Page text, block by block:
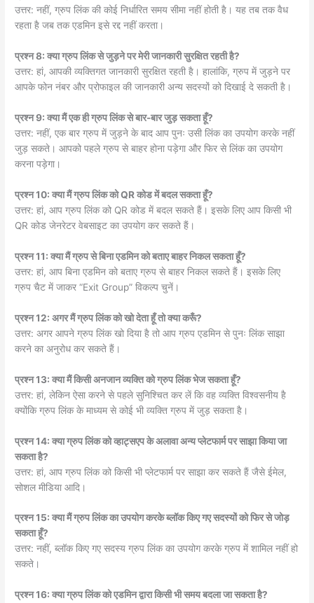
उत्तर: नहीं, ग्रुप लिंक की कोई निर्धारित समय सीमा नहीं होती है। यह तब तक वैध
रहता है जब तक एडमिन इसे रद्द नहीं करता।
प्रश्न 8: क्या ग्रुप लिंक से जुड़ने पर मेरी जानकारी सुरक्षित रहती है?
उत्तर: हां, आपकी व्यक्तिगत जानकारी सुरक्षित रहती है। हालांकि, ग्रुप में जुड़ने पर
आपके फोन नंबर और प्रोफाइल की जानकारी अन्य सदस्यों को दिखाई दे सकती है।
प्रश्न 9: क्या मैं एक ही ग्रुप लिंक से बार-बार जुड़ सकता हूँ?
उत्तर: नहीं, एक बार ग्रुप में जुड़ने के बाद आप पुनः उसी लिंक का उपयोग करके नहीं
जुड़ सकते। आपको पहले ग्रुप से बाहर होना पड़ेगा और फिर से लिंक का उपयोग
करना पड़ेगा।
प्रश्न 10: क्या मैं ग्रुप लिंक को QR कोड में बदल सकता हूँ?
उत्तर: हां, आप ग्रुप लिंक को QR कोड में बदल सकते हैं। इसके लिए आप किसी भी
QR कोड जेनरेटर वेबसाइट का उपयोग कर सकते हैं।
प्रश्न 11: क्या मैं ग्रुप से बिना एडमिन को बताए बाहर निकल सकता हूँ?
उत्तर: हां, आप बिना एडमिन को बताए ग्रुप से बाहर निकल सकते हैं। इसके लिए
ग्रुप चैट में जाकर “Exit Group” विकल्प चुनें।
प्रश्न 12: अगर मैं ग्रुप लिंक को खो देता हूँ तो क्या करूँ?
उत्तर: अगर आपने ग्रुप लिंक खो दिया है तो आप ग्रुप एडमिन से पुनः लिंक साझा
करने का अनुरोध कर सकते हैं।
प्रश्न 13: क्या मैं किसी अनजान व्यक्ति को ग्रुप लिंक भेज सकता हूँ?
उत्तर: हां, लेकिन ऐसा करने से पहले सुनिश्चित कर लें कि वह व्यक्ति विश्वसनीय है
क्योंकि ग्रुप लिंक के माध्यम से कोई भी व्यक्ति ग्रुप में जुड़ सकता है।
प्रश्न 14: क्या ग्रुप लिंक को व्हाट्सएप के अलावा अन्य प्लेटफार्म पर साझा किया जा
सकता है?
उत्तर: हां, आप ग्रुप लिंक को किसी भी प्लेटफार्म पर साझा कर सकते हैं जैसे ईमेल,
सोशल मीडिया आदि।
प्रश्न 15: क्या मैं ग्रुप लिंक का उपयोग करके ब्लॉक किए गए सदस्यों को फिर से जोड़
सकता हूँ?
उत्तर: नहीं, ब्लॉक किए गए सदस्य ग्रुप लिंक का उपयोग करके ग्रुप में शामिल नहीं हो
सकते।
प्रश्न 16: क्या ग्रुप लिंक को एडमिन द्वारा किसी भी समय बदला जा सकता है?